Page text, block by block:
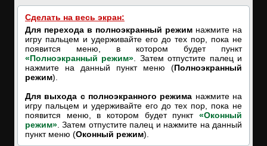
Сделать на весь экран:
Для перехода в полноэкранный режим нажмите на
игру пальцем и удерживайте его до тех пор, пока не
появится меню, в котором будет пункт
«Полноэкранный режим» . Затем отпустите палец и
нажмите на данный пункт меню (Полноэкранный
режим).
Для выхода с полноэкранного режима нажмите на
игру пальцем и удерживайте его до тех пор, пока не
появится меню, в котором будет пункт «Оконный
режим» . Затем отпустите палец и нажмите на данный
пункт меню (Оконный режим).